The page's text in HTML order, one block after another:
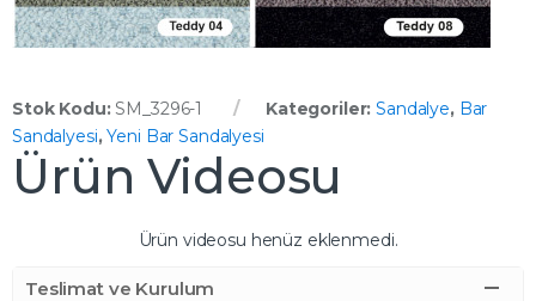
Stok Kodu:SM_3296-1 Kategoriler:Sandalye, Bar
Sandalyesi,Yeni Bar Sandalyesi
Ürün Videosu
Ürün videosu henüz eklenmedi.
Teslimat ve Kurulum